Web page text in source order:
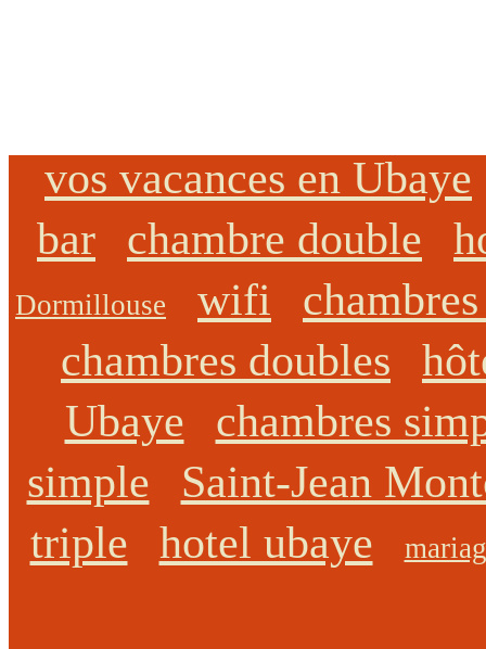
vos vacances en Ubaye
bar
chambre double
Dormillouse wifi
chambres doubles
Ubaye
chambres
simple
Saint-Jean
triple
hotel ubaye